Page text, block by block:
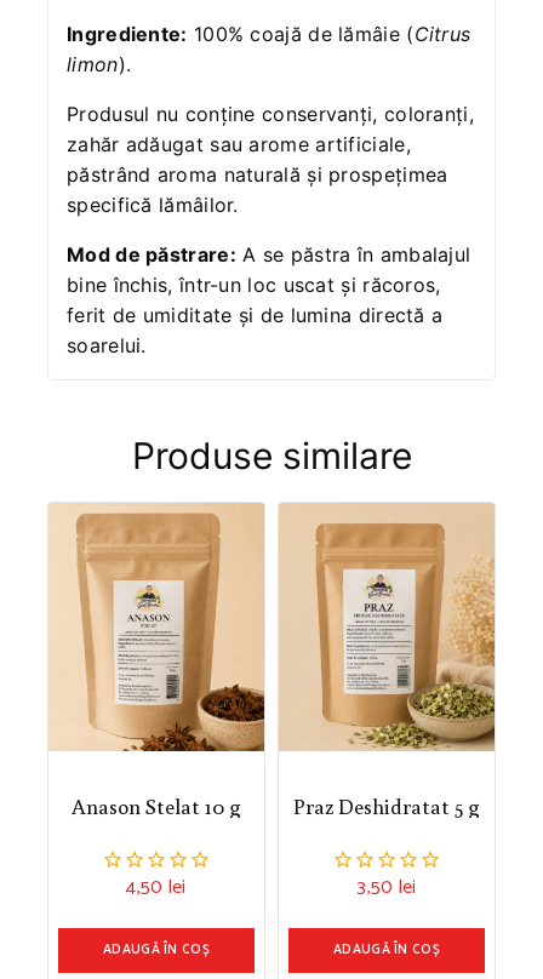
Ingrediente: 100% coajă de lămâie (Citrus
limon).
Produsul nu conține conservanți, coloranți,
zahăr adăugat sau arome artificiale,
păstrând aroma naturală și prospețimea
specifică lămâilor.
Mod de păstrare: A se păstra în ambalajul
bine închis, într-un loc uscat și răcoros,
ferit de umiditate și de lumina directă a
soarelui.
Produse similare
Anason Stelat 10 g
5
4,50 lei
ADAUGĂ ÎN COȘ
Praz Deshidratat 5 g
5
3,50 lei
ADAUGĂ ÎN COȘ